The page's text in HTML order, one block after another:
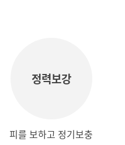
정력보강
피를 보하고 정기보충